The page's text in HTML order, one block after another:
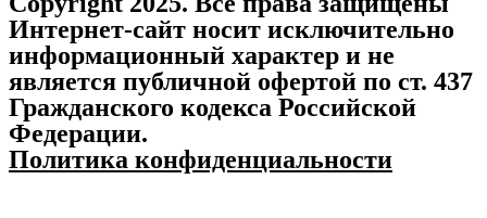
Интернет-сайт носит исключительно
информационный характер и не
является публичной офертой по ст. 437
Гражданского кодекса Российской
Федерации.
Политика конфиденциальности